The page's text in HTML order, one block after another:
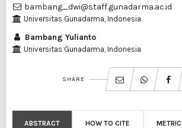
bambang_dwi@staff.gunadarma.ac.id
Universitas Gunadarma, Indonesia
Bambang Yulianto
Universitas Gunadarma, Indonesia
SHARE
ABSTRACT HOW TO CITE